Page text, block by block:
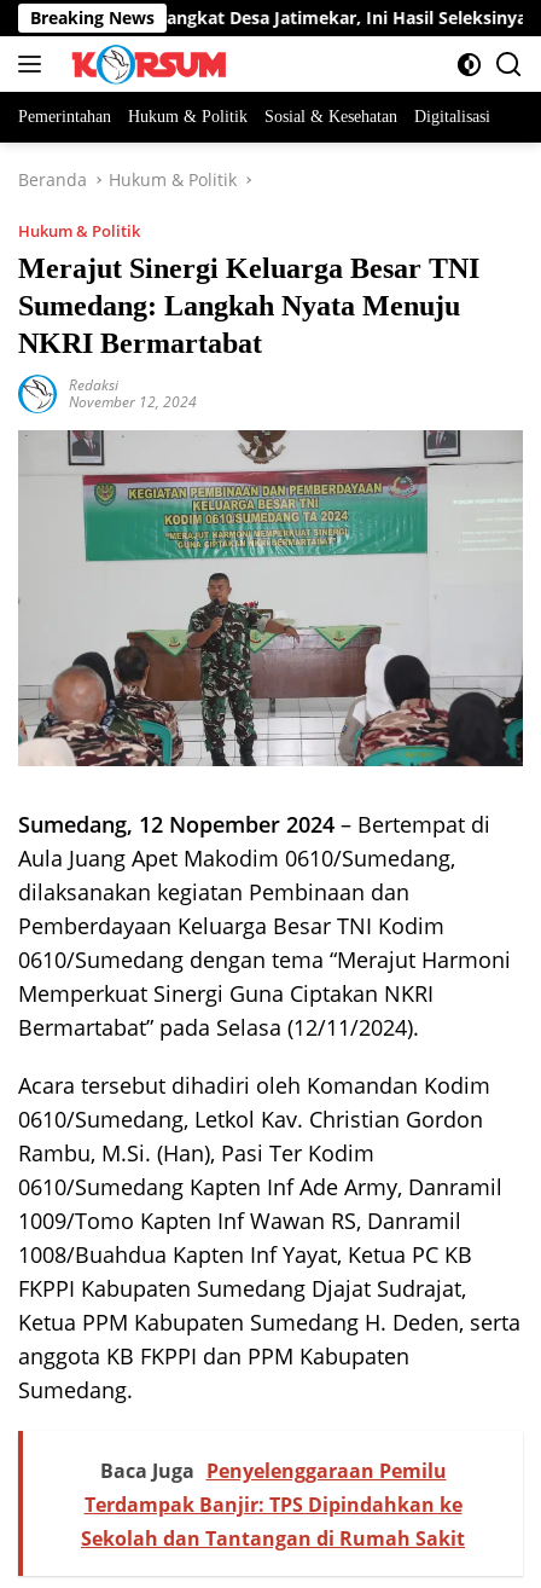
Langsung
ke
konten
Breaking News
Jabatan Perangkat Desa Jatimekar, Ini Hasil Seleksinya
Pemerintahan Hukum & Politik Sosial & Kesehatan Digitalisasi
Beranda Hukum & Politik
Hukum & Politik
Merajut Sinergi Keluarga Besar TNI
Sumedang: Langkah Nyata Menuju
NKRI Bermartabat
Redaksi
November 12, 2024
Sumedang, 12 Nopember 2024 – Bertempat di
Aula Juang Apet Makodim 0610/Sumedang,
dilaksanakan kegiatan Pembinaan dan
Pemberdayaan Keluarga Besar TNI Kodim
0610/Sumedang dengan tema “Merajut Harmoni
Memperkuat Sinergi Guna Ciptakan NKRI
Bermartabat” pada Selasa (12/11/2024).
Acara tersebut dihadiri oleh Komandan Kodim
0610/Sumedang, Letkol Kav. Christian Gordon
Rambu, M.Si. (Han), Pasi Ter Kodim
0610/Sumedang Kapten Inf Ade Army, Danramil
1009/Tomo Kapten Inf Wawan RS, Danramil
1008/Buahdua Kapten Inf Yayat, Ketua PC KB
FKPPI Kabupaten Sumedang Djajat Sudrajat,
Ketua PPM Kabupaten Sumedang H. Deden, serta
anggota KB FKPPI dan PPM Kabupaten
Sumedang.
Baca Juga Penyelenggaraan Pemilu
Terdampak Banjir: TPS Dipindahkan ke
Sekolah dan Tantangan di Rumah Sakit